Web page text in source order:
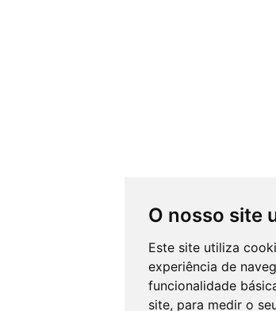
O nosso site
Este site utiliza
experiência de
funcionalidade
site, para medir o